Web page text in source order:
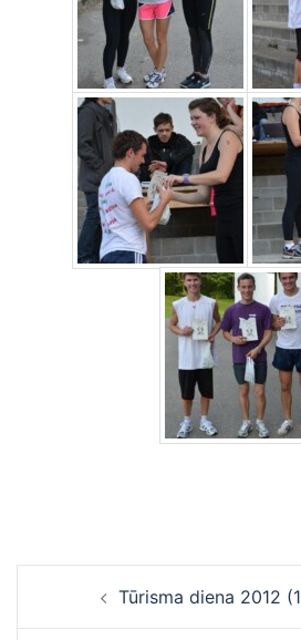
navigācijaTūrisma diena 2012